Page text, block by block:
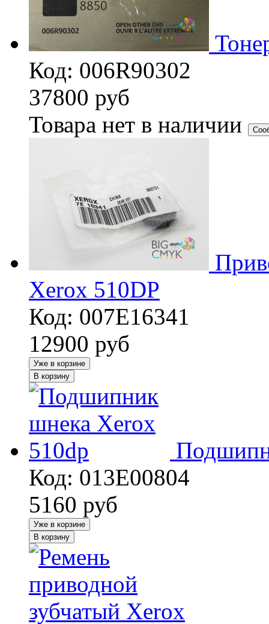
Код: 006R90302
37800 руб
Товара нет в наличии
Xerox 510DP
Код: 007E16341
12900 руб
Уже в корзине
В корзину
Код: 013E00804
5160 руб
Уже в корзине
В корзину